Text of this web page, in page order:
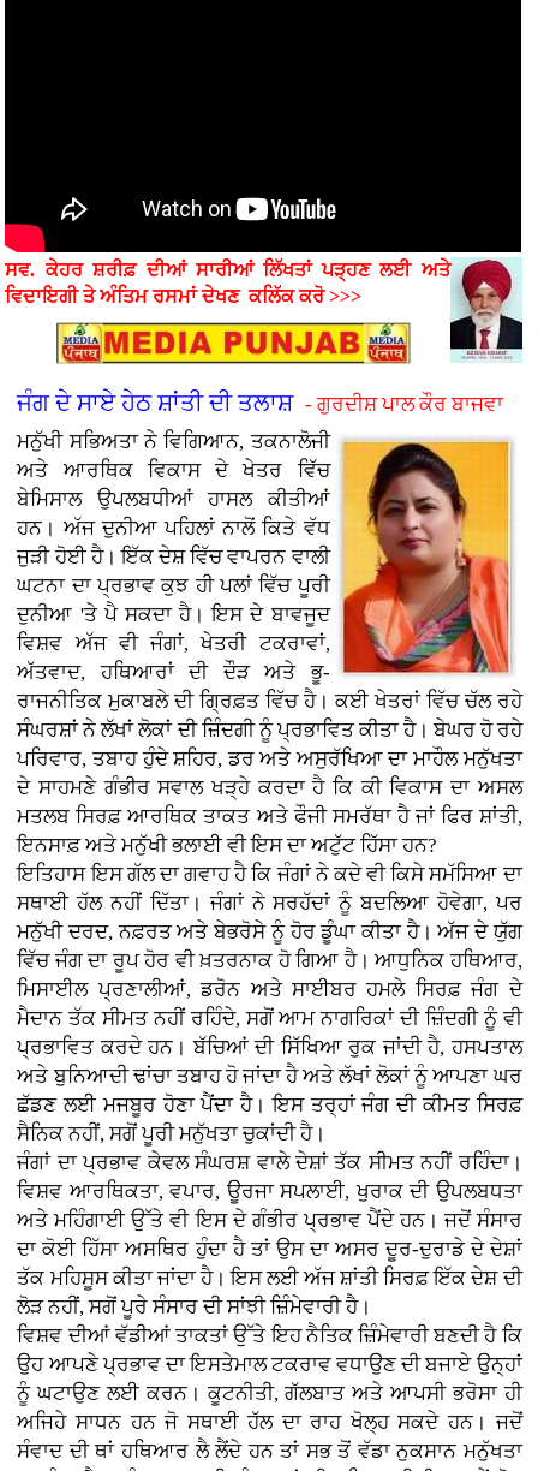
ਸਵ. ਕੇਹਰ ਸ਼ਰੀਫ਼ ਦੀਆਂ ਸਾਰੀਆਂ ਲਿੱਖਤਾਂ ਪੜ੍ਹਣ ਲਈ ਅਤੇ
ਵਿਦਾਇਗੀ ਤੇ ਅੰਤਿਮ ਰਸਮਾਂਦੇਖਣ ਕਲਿੱਕ ਕਰੋ >>>
ਜੰਗ ਦੇ ਸਾਏ ਹੇਠ ਸ਼ਾਂਤੀ ਦੀ ਤਲਾਸ਼- ਗੁਰਦੀਸ਼ ਪਾਲ ਕੌਰ ਬਾਜਵਾ
ਮਨੁੱਖੀ ਸਭਿਅਤਾ ਨੇ ਵਿਗਿਆਨ, ਤਕਨਾਲੋਜੀ
ਅਤੇ ਆਰਥਿਕ ਵਿਕਾਸ ਦੇ ਖੇਤਰ ਵਿੱਚ
ਬੇਮਿਸਾਲ ਉਪਲਬਧੀਆਂ ਹਾਸਲ ਕੀਤੀਆਂ
ਹਨ। ਅੱਜ ਦੁਨੀਆ ਪਹਿਲਾਂ ਨਾਲੋਂ ਕਿਤੇ ਵੱਧ
ਜੁੜੀ ਹੋਈ ਹੈ। ਇੱਕ ਦੇਸ਼ ਵਿੱਚ ਵਾਪਰਨ ਵਾਲੀ
ਘਟਨਾ ਦਾ ਪ੍ਰਭਾਵ ਕੁਝ ਹੀ ਪਲਾਂ ਵਿੱਚ ਪੂਰੀ
ਦੁਨੀਆ 'ਤੇ ਪੈ ਸਕਦਾ ਹੈ। ਇਸ ਦੇ ਬਾਵਜੂਦ
ਵਿਸ਼ਵ ਅੱਜ ਵੀ ਜੰਗਾਂ, ਖੇਤਰੀ ਟਕਰਾਵਾਂ,
ਅੱਤਵਾਦ, ਹਥਿਆਰਾਂ ਦੀ ਦੌੜ ਅਤੇ ਭੂ-
ਰਾਜਨੀਤਿਕ ਮੁਕਾਬਲੇ ਦੀ ਗ੍ਰਿਫ਼ਤ ਵਿੱਚ ਹੈ। ਕਈ ਖੇਤਰਾਂ ਵਿੱਚ ਚੱਲ ਰਹੇ
ਸੰਘਰਸ਼ਾਂ ਨੇ ਲੱਖਾਂ ਲੋਕਾਂ ਦੀ ਜ਼ਿੰਦਗੀ ਨੂੰ ਪ੍ਰਭਾਵਿਤ ਕੀਤਾ ਹੈ। ਬੇਘਰ ਹੋ ਰਹੇ
ਪਰਿਵਾਰ, ਤਬਾਹ ਹੁੰਦੇ ਸ਼ਹਿਰ, ਡਰ ਅਤੇ ਅਸੁਰੱਖਿਆ ਦਾ ਮਾਹੌਲ ਮਨੁੱਖਤਾ
ਦੇ ਸਾਹਮਣੇ ਗੰਭੀਰ ਸਵਾਲ ਖੜ੍ਹੇ ਕਰਦਾ ਹੈ ਕਿ ਕੀ ਵਿਕਾਸ ਦਾ ਅਸਲ
ਮਤਲਬ ਸਿਰਫ਼ ਆਰਥਿਕ ਤਾਕਤ ਅਤੇ ਫੌਜੀ ਸਮਰੱਥਾ ਹੈ ਜਾਂ ਫਿਰ ਸ਼ਾਂਤੀ,
ਇਨਸਾਫ਼ ਅਤੇ ਮਨੁੱਖੀ ਭਲਾਈ ਵੀ ਇਸ ਦਾ ਅਟੁੱਟ ਹਿੱਸਾ ਹਨ?
ਇਤਿਹਾਸ ਇਸ ਗੱਲ ਦਾ ਗਵਾਹ ਹੈ ਕਿ ਜੰਗਾਂ ਨੇ ਕਦੇ ਵੀ ਕਿਸੇ ਸਮੱਸਿਆ ਦਾ
ਸਥਾਈ ਹੱਲ ਨਹੀਂ ਦਿੱਤਾ। ਜੰਗਾਂ ਨੇ ਸਰਹੱਦਾਂ ਨੂੰ ਬਦਲਿਆ ਹੋਵੇਗਾ, ਪਰ
ਮਨੁੱਖੀ ਦਰਦ, ਨਫ਼ਰਤ ਅਤੇ ਬੇਭਰੋਸੇ ਨੂੰ ਹੋਰ ਡੂੰਘਾ ਕੀਤਾ ਹੈ। ਅੱਜ ਦੇ ਯੁੱਗ
ਵਿੱਚ ਜੰਗ ਦਾ ਰੂਪ ਹੋਰ ਵੀ ਖ਼ਤਰਨਾਕ ਹੋ ਗਿਆ ਹੈ। ਆਧੁਨਿਕ ਹਥਿਆਰ,
ਮਿਸਾਈਲ ਪ੍ਰਣਾਲੀਆਂ, ਡਰੋਨ ਅਤੇ ਸਾਈਬਰ ਹਮਲੇ ਸਿਰਫ਼ ਜੰਗ ਦੇ
ਮੈਦਾਨ ਤੱਕ ਸੀਮਤ ਨਹੀਂ ਰਹਿੰਦੇ, ਸਗੋਂ ਆਮ ਨਾਗਰਿਕਾਂ ਦੀ ਜ਼ਿੰਦਗੀ ਨੂੰ ਵੀ
ਪ੍ਰਭਾਵਿਤ ਕਰਦੇ ਹਨ। ਬੱਚਿਆਂ ਦੀ ਸਿੱਖਿਆ ਰੁਕ ਜਾਂਦੀ ਹੈ, ਹਸਪਤਾਲ
ਅਤੇ ਬੁਨਿਆਦੀ ਢਾਂਚਾ ਤਬਾਹ ਹੋ ਜਾਂਦਾ ਹੈ ਅਤੇ ਲੱਖਾਂ ਲੋਕਾਂ ਨੂੰ ਆਪਣਾ ਘਰ
ਛੱਡਣ ਲਈ ਮਜਬੂਰ ਹੋਣਾ ਪੈਂਦਾ ਹੈ। ਇਸ ਤਰ੍ਹਾਂ ਜੰਗ ਦੀ ਕੀਮਤ ਸਿਰਫ਼
ਸੈਨਿਕ ਨਹੀਂ, ਸਗੋਂ ਪੂਰੀ ਮਨੁੱਖਤਾ ਚੁਕਾਂਦੀ ਹੈ।
ਜੰਗਾਂ ਦਾ ਪ੍ਰਭਾਵ ਕੇਵਲ ਸੰਘਰਸ਼ ਵਾਲੇ ਦੇਸ਼ਾਂ ਤੱਕ ਸੀਮਤ ਨਹੀਂ ਰਹਿੰਦਾ।
ਵਿਸ਼ਵ ਆਰਥਿਕਤਾ, ਵਪਾਰ, ਊਰਜਾ ਸਪਲਾਈ, ਖੁਰਾਕ ਦੀ ਉਪਲਬਧਤਾ
ਅਤੇ ਮਹਿੰਗਾਈ ਉੱਤੇ ਵੀ ਇਸ ਦੇ ਗੰਭੀਰ ਪ੍ਰਭਾਵ ਪੈਂਦੇ ਹਨ। ਜਦੋਂ ਸੰਸਾਰ
ਦਾ ਕੋਈ ਹਿੱਸਾ ਅਸਥਿਰ ਹੁੰਦਾ ਹੈ ਤਾਂ ਉਸ ਦਾ ਅਸਰ ਦੂਰ-ਦੁਰਾਡੇ ਦੇ ਦੇਸ਼ਾਂ
ਤੱਕ ਮਹਿਸੂਸ ਕੀਤਾ ਜਾਂਦਾ ਹੈ। ਇਸ ਲਈ ਅੱਜ ਸ਼ਾਂਤੀ ਸਿਰਫ਼ ਇੱਕ ਦੇਸ਼ ਦੀ
ਲੋੜ ਨਹੀਂ, ਸਗੋਂ ਪੂਰੇ ਸੰਸਾਰ ਦੀ ਸਾਂਝੀ ਜ਼ਿੰਮੇਵਾਰੀ ਹੈ।
ਵਿਸ਼ਵ ਦੀਆਂ ਵੱਡੀਆਂ ਤਾਕਤਾਂ ਉੱਤੇ ਇਹ ਨੈਤਿਕ ਜ਼ਿੰਮੇਵਾਰੀ ਬਣਦੀ ਹੈ ਕਿ
ਉਹ ਆਪਣੇ ਪ੍ਰਭਾਵ ਦਾ ਇਸਤੇਮਾਲ ਟਕਰਾਵ ਵਧਾਉਣ ਦੀ ਬਜਾਏ ਉਨ੍ਹਾਂ
ਨੂੰ ਘਟਾਉਣ ਲਈ ਕਰਨ। ਕੂਟਨੀਤੀ, ਗੱਲਬਾਤ ਅਤੇ ਆਪਸੀ ਭਰੋਸਾ ਹੀ
ਅਜਿਹੇ ਸਾਧਨ ਹਨ ਜੋ ਸਥਾਈ ਹੱਲ ਦਾ ਰਾਹ ਖੋਲ੍ਹ ਸਕਦੇ ਹਨ। ਜਦੋਂ
ਸੰਵਾਦ ਦੀ ਥਾਂ ਹਥਿਆਰ ਲੈ ਲੈਂਦੇ ਹਨ ਤਾਂ ਸਭ ਤੋਂ ਵੱਡਾ ਨੁਕਸਾਨ ਮਨੁੱਖਤਾ